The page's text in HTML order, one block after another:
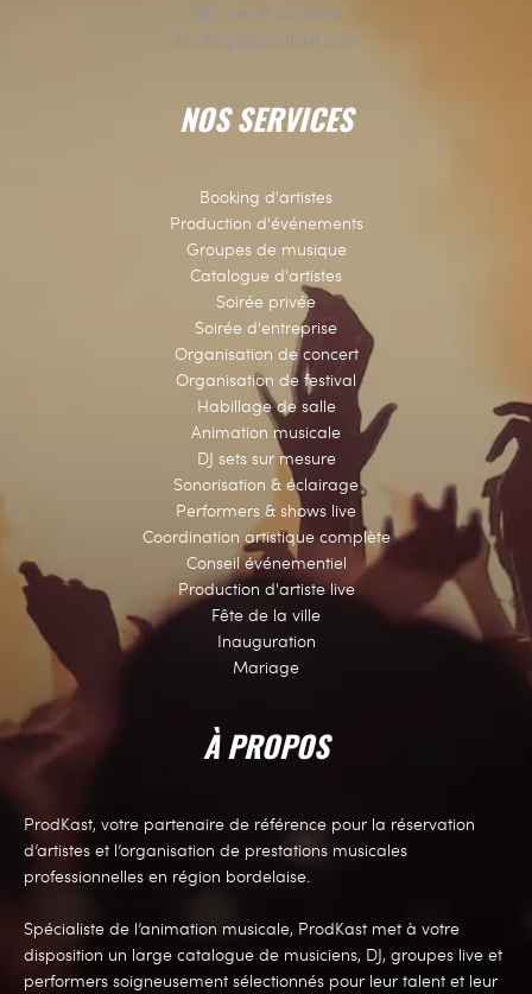
Tél. : 06 32 00 69 28
booking@prodkast.com
NOS SERVICES
Booking d'artistes
Production d'événements
Groupes de musique
Catalogue d'artistes
Soirée privée
Soirée d'entreprise
Organisation de concert
Organisation de festival
Habillage de salle
Animation musicale
DJ sets sur mesure
Sonorisation & éclairage
Performers & shows live
Coordination artistique complète
Conseil événementiel
Production d'artiste live
Fête de la ville
Inauguration
Mariage
À PROPOS
ProdKast, votre partenaire de référence pour la réservation
d’artistes et l’organisation de prestations musicales
professionnelles en région bordelaise.
Spécialiste de l’animation musicale, ProdKast met à votre
disposition un large catalogue de musiciens, DJ, groupes live et
performers soigneusement sélectionnés pour leur talent et leur